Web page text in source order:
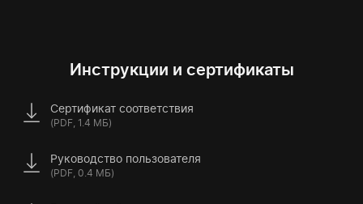
Инструкции и сертификаты
Сертификат соответствия
(PDF, 1.4 МБ)
Руководство пользователя
(PDF, 0.4 МБ)